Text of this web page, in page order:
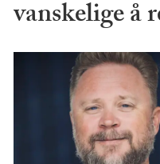
vanskelige å